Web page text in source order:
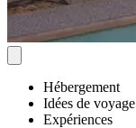
Hébergement
Idées de voyage
Expériences